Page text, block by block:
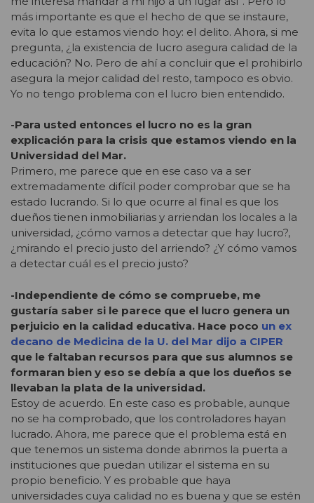
más importante es que el hecho de que se instaure,
evita lo que estamos viendo hoy: el delito. Ahora, si me
pregunta, ¿la existencia de lucro asegura calidad de la
educación? No. Pero de ahí a concluir que el prohibirlo
asegura la mejor calidad del resto, tampoco es obvio.
Yo no tengo problema con el lucro bien entendido.
-Para usted entonces el lucro no es la gran
explicación para la crisis que estamos viendo en la
Universidad del Mar.
Primero, me parece que en ese caso va a ser
extremadamente difícil poder comprobar que se ha
estado lucrando. Si lo que ocurre al final es que los
dueños tienen inmobiliarias y arriendan los locales a la
universidad, ¿cómo vamos a detectar que hay lucro?,
¿mirando el precio justo del arriendo? ¿Y cómo vamos
a detectar cuál es el precio justo?
-Independiente de cómo se compruebe, me
gustaría saber si le parece que el lucro genera un
perjuicio en la calidad educativa. Hace poco un ex
decano de Medicina de la U. del Mar dijo a CIPER
que le faltaban recursos para que sus alumnos se
formaran bien y eso se debía a que los dueños se
llevaban la plata de la universidad.
Estoy de acuerdo. En este caso es probable, aunque
no se ha comprobado, que los controladores hayan
lucrado. Ahora, me parece que el problema está en
que tenemos un sistema donde abrimos la puerta a
instituciones que puedan utilizar el sistema en su
propio beneficio. Y es probable que haya
universidades cuya calidad no es buena y que se estén